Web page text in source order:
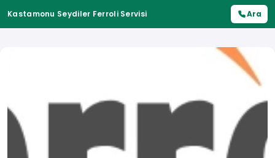
Kastamonu Seydiler Ferroli Servisi Ara